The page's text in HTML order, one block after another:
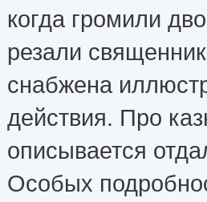
когда громили
резали
снабжена
действия. Про
описывается
Особых